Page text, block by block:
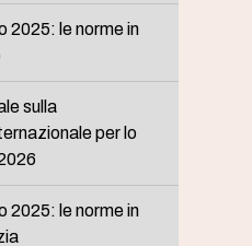
2025: le norme in
sulla
per lo
2025: le norme in